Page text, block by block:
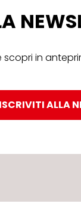
in
ISCRIVITI ALLA